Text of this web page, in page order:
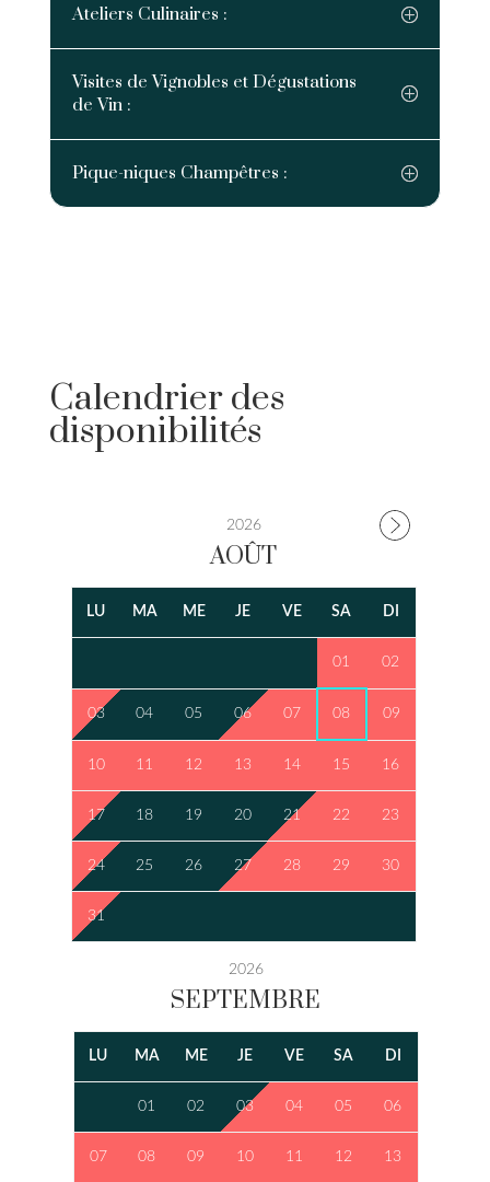
Ateliers Culinaires :
Visites de Vignobles et Dégustations
de Vin :
Pique-niques Champêtres :
Calendrier des
disponibilités
2026
AOÛT
LU MA ME JE VE SA DI
01 02
03 04 05 06 07 08 09
10 11 12 13 14 15 16
17 18 19 20 21 22 23
24 25 26 27 28 29 30
31
2026
SEPTEMBRE
LU MA ME JE VE SA DI
01 02 03 04 05 06
07 08 09 10 11 12 13